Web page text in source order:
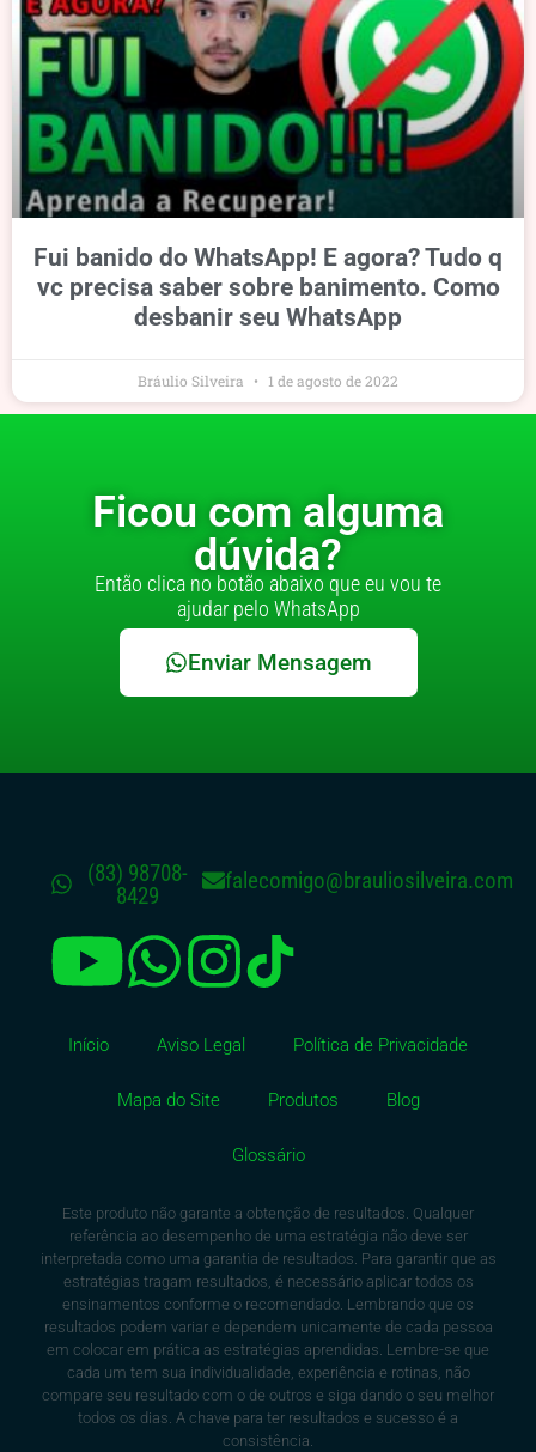
Fui banido do WhatsApp! E agora? Tudo q
vc precisa saber sobre banimento. Como
desbanir seu WhatsApp
Bráulio Silveira 1 de agosto de 2022
Ficou com alguma
dúvida?
Então clica no botão abaixo que eu vou te
ajudar pelo WhatsApp
Enviar Mensagem
(83) 98708-
8429
falecomigo@brauliosilveira.com
Início Aviso Legal Política de Privacidade
Mapa do Site Produtos Blog
Glossário
Este produto não garante a obtenção de resultados. Qualquer
referência ao desempenho de uma estratégia não deve ser
interpretada como uma garantia de resultados. Para garantir que as
estratégias tragam resultados, é necessário aplicar todos os
ensinamentos conforme o recomendado. Lembrando que os
resultados podem variar e dependem unicamente de cada pessoa
em colocar em prática as estratégias aprendidas. Lembre-se que
cada um tem sua individualidade, experiência e rotinas, não
compare seu resultado com o de outros e siga dando o seu melhor
todos os dias. A chave para ter resultados e sucesso é a
consistência.